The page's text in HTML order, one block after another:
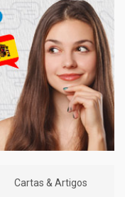
Cartas & Artigos